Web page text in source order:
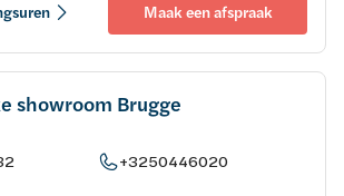
Maak een afspraak
showroom Brugge
+3250446020